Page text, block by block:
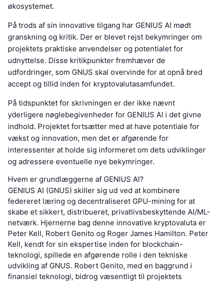
økosystemet.
På trods af sin innovative tilgang har GENIUS AI mødt
granskning og kritik. Der er blevet rejst bekymringer om
projektets praktiske anvendelser og potentialet for
udnyttelse. Disse kritikpunkter fremhæver de
udfordringer, som GNUS skal overvinde for at opnå bred
accept og tillid inden for kryptovalutasamfundet.
På tidspunktet for skrivningen er der ikke nævnt
yderligere nøglebegivenheder for GENIUS AI i det givne
indhold. Projektet fortsætter med at have potentiale for
vækst og innovation, men det er afgørende for
interessenter at holde sig informeret om dets udviklinger
og adressere eventuelle nye bekymringer.
Hvem er grundlæggerne af GENIUS AI?
GENIUS AI (GNUS) skiller sig ud ved at kombinere
federeret læring og decentraliseret GPU-mining for at
skabe et sikkert, distribueret, privatlivsbeskyttende AI/ML-
netværk. Hjernerne bag denne innovative kryptovaluta er
Peter Kell, Robert Genito og Roger James Hamilton. Peter
Kell, kendt for sin ekspertise inden for blockchain-
teknologi, spillede en afgørende rolle i den tekniske
udvikling af GNUS. Robert Genito, med en baggrund i
finansiel teknologi, bidrog væsentligt til projektets